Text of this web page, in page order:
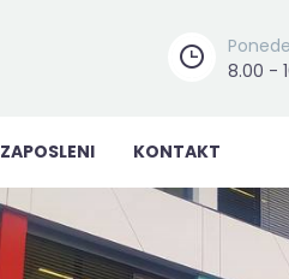


8.00 -
ZAPOSLENI KONTAKT